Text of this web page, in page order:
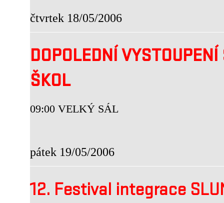
čtvrtek 18/05/2006
DOPOLEDNÍ
ŠKOL
09:00 VELKÝ SÁL
pátek 19/05/2006
12. Festival integrace